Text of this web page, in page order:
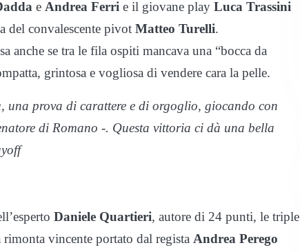
e Andrea Ferri e il giovane play Luca Trassini
del convalescente pivot Matteo Turelli.
anche se tra le fila ospiti mancava una “bocca da
grintosa e vogliosa di vendere cara la pelle.
una prova di carattere e di orgoglio, giocando con
di Romano -. Questa vittoria ci dà una bella
Daniele Quartieri, autore di 24 punti, le triple
vincente portato dal regista Andrea Perego